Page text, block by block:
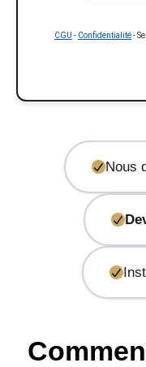
CGU - Confidentialité-
Nous